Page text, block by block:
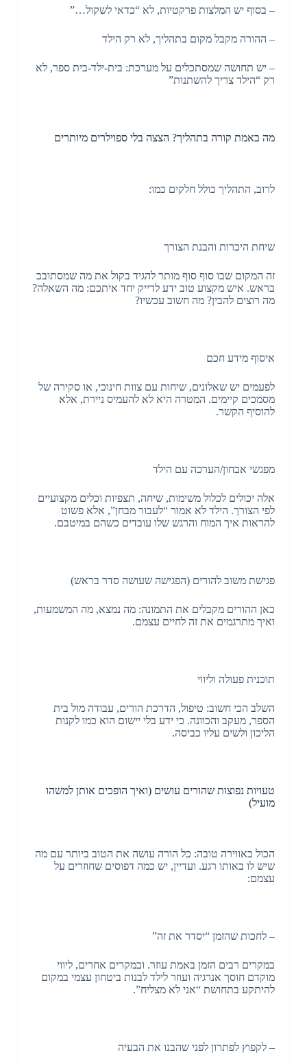
– בסוף יש המלצות פרקטיות, לא “כדאי לשקול…”
– ההורה מקבל מקום בתהליך, לא רק הילד
– יש תחושה שמסתכלים על מערכת: בית-ילד-בית ספר, לא
רק “הילד צריך להשתנות”
מה באמת קורה בתהליך? הצצה בלי ספוילרים מיותרים
לרוב, התהליך כולל חלקים כמו:
שיחת היכרות והבנת הצורך
זה המקום שבו סוף סוף מותר להגיד בקול את מה שמסתובב
בראש. איש מקצוע טוב ידע לדייק יחד איתכם: מה השאלה?
מה רוצים להבין? מה חשוב עכשיו?
איסוף מידע חכם
לפעמים יש שאלונים, שיחות עם צוות חינוכי, או סקירה של
מסמכים קיימים. המטרה היא לא להעמיס ניירת, אלא
להוסיף הקשר.
מפגשי אבחון/הערכה עם הילד
אלה יכולים לכלול משימות, שיחה, תצפיות וכלים מקצועיים
לפי הצורך. הילד לא אמור “לעבור מבחן”, אלא פשוט
להראות איך המוח והרגש שלו עובדים כשהם במיטבם.
פגישת משוב להורים (הפגישה שעושה סדר בראש)
כאן ההורים מקבלים את התמונה: מה נמצא, מה המשמעות,
ואיך מתרגמים את זה לחיים עצמם.
תוכנית פעולה וליווי
השלב הכי חשוב: טיפול, הדרכת הורים, עבודה מול בית
הספר, מעקב והכוונה. כי ידע בלי יישום הוא כמו לקנות
הליכון ולשים עליו כביסה.
טעויות נפוצות שהורים עושים (ואיך הופכים אותן למשהו
מועיל)
הכול באווירה טובה: כל הורה עושה את הטוב ביותר עם מה
שיש לו באותו רגע. ועדיין, יש כמה דפוסים שחוזרים על
עצמם:
– לחכות שהזמן “יסדר את זה”
במקרים רבים הזמן באמת עוזר. ובמקרים אחרים, ליווי
מוקדם חוסך אנרגיה ועוזר לילד לבנות ביטחון עצמי במקום
להיתקע בתחושת “אני לא מצליח”.
– לקפוץ לפתרון לפני שהבנו את הבעיה